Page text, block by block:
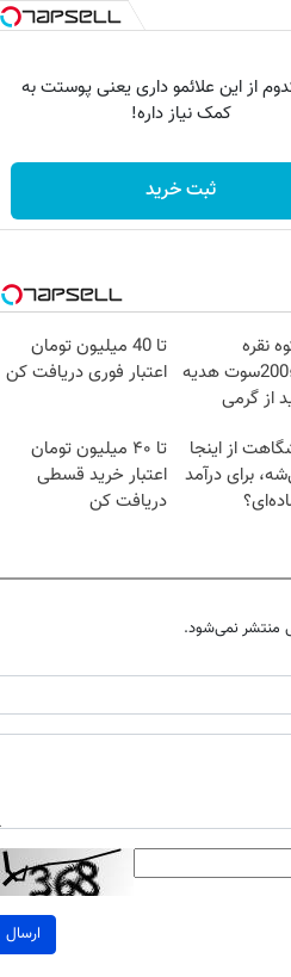
از این علائمو داری یعنی پوستت به
کمک نیاز داره!
ثبت خرید
نقره
همراهته؛200سوت هدیه
از گرمی
تا 40 میلیون تومان
اعتبار فوری دریافت کن
از اینجا
برای درآمد
تا ۴۰ میلیون تومان
اعتبار خرید قسطی
دریافت کن
منتشر نمی‌شود.
ارسال
روزنامه‌های ورزشی شنبه ۱۷ مرداد ۱۴۰۵